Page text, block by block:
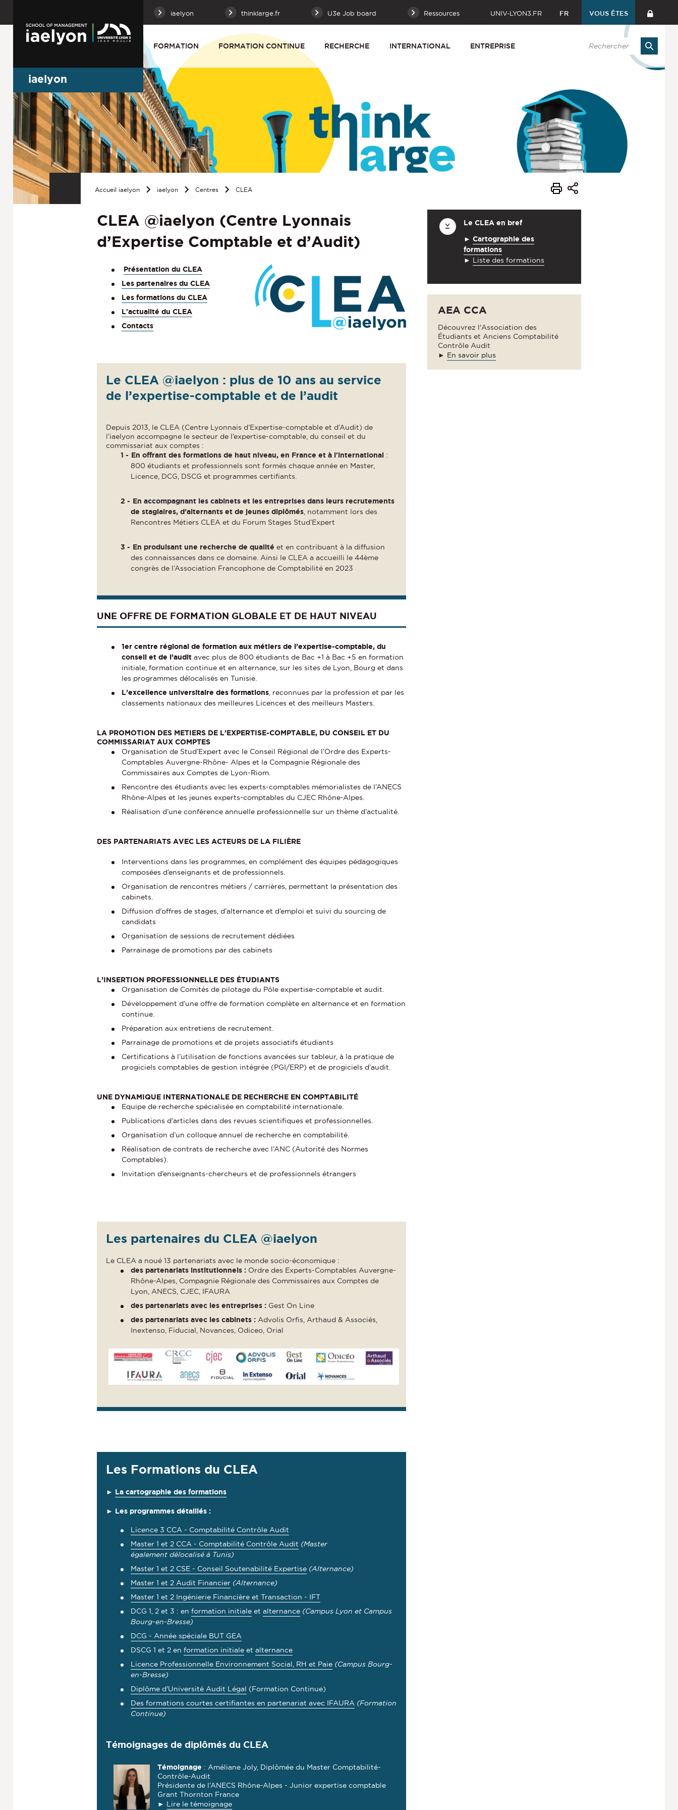
iaelyon thinklarge.fr U3e Job board Ressources UNIV-LYON3.FR FR VOUS ÊTES
FORMATION FORMATION CONTINUE RECHERCHE INTERNATIONAL ENTREPRISE
iaelyon
Accueil iaelyon iaelyon Centres CLEA
CLEA @iaelyon (Centre Lyonnais
d’Expertise Comptable et d’Audit)
Présentation du CLEA
Les partenaires du CLEA
Les formations du CLEA
L'actualité du CLEA
Contacts
Le CLEA @iaelyon : plus de 10 ans au service
de l’expertise-comptable et de l’audit
Depuis 2013, le CLEA (Centre Lyonnais d’Expertise-comptable et d’Audit) de
l’iaelyon accompagne le secteur de l’expertise-comptable, du conseil et du
commissariat aux comptes :
En offrant des formations de haut niveau, en France et à l'international :
800 étudiants et professionnels sont formés chaque année en Master,
Licence, DCG, DSCG et programmes certifiants.
En accompagnant les cabinets et les entreprises dans leurs recrutements
de stagiaires, d’alternants et de jeunes diplômés , notamment lors des
Rencontres Métiers CLEA et du Forum Stages Stud’Expert
En produisant une recherche de qualitéet en contribuant à la diffusion
des connaissances dans ce domaine. Ainsi le CLEA a accueilli le 44ème
congrès de l’Association Francophone de Comptabilité en 2023
UNE OFFRE DE FORMATION GLOBALE ET DE HAUT NIVEAU
1er centre régional de formation aux métiers de l’expertise-comptable, du
conseil et de l’audit avec plus de 800 étudiants de Bac +1 à Bac +5 en formation
initiale, formation continue et en alternance, sur les sites de Lyon, Bourg et dans
les programmes délocalisés en Tunisie.
L’excellence universitaire des formations , reconnues par la profession et par les
classements nationaux des meilleures Licences et des meilleurs Masters.
LA PROMOTION DES METIERS DE L’EXPERTISE-COMPTABLE, DU CONSEIL ET DU
COMMISSARIAT AUX COMPTES
Organisation de Stud’Expert avec le Conseil Régional de l’Ordre des Experts-
Comptables Auvergne-Rhône- Alpes et la Compagnie Régionale des
Commissaires aux Comptes de Lyon-Riom.
Rencontre des étudiants avec les experts-comptables mémorialistes de l’ANECS
Rhône-Alpes et les jeunes experts-comptables du CJEC Rhône-Alpes.
Réalisation d’une conférence annuelle professionnelle sur un thème d’actualité.
DES PARTENARIATS AVEC LES ACTEURS DE LA FILIÈRE
Interventions dans les programmes, en complément des équipes pédagogiques
composées d’enseignants et de professionnels.
Organisation de rencontres métiers / carrières, permettant la présentation des
cabinets.
Diffusion d'offres de stages, d’alternance et d’emploi et suivi du sourcing de
candidats
Organisation de sessions de recrutement dédiées
Parrainage de promotions par des cabinets
L’INSERTION PROFESSIONNELLE DES ÉTUDIANTS
Organisation de Comités de pilotage du Pôle expertise-comptable et audit.
Développement d’une offre de formation complète en alternance et en formation
continue.
Préparation aux entretiens de recrutement.
Parrainage de promotions et de projets associatifs étudiants
Certifications à l’utilisation de fonctions avancées sur tableur, à la pratique de
progiciels comptables de gestion intégrée (PGI/ERP) et de progiciels d’audit.
UNE DYNAMIQUE INTERNATIONALE DE RECHERCHE EN COMPTABILITÉ
Equipe de recherche spécialisée en comptabilité internationale.
Publications d’articles dans des revues scientifiques et professionnelles.
Organisation d’un colloque annuel de recherche en comptabilité.
Réalisation de contrats de recherche avec l’ANC (Autorité des Normes
Comptables).
Invitation d’enseignants-chercheurs et de professionnels étrangers
Les partenaires du CLEA @iaelyon
Le CLEA a noué 13 partenariats avec le monde socio-économique :
des partenariats institutionnels : Ordre des Experts-Comptables Auvergne-
Rhône-Alpes, Compagnie Régionale des Commissaires aux Comptes de
Lyon, ANECS, CJEC, IFAURA
des partenariats avec les entreprises : Gest On Line
des partenariats avec les cabinets : Advolis Orfis, Arthaud & Associés,
Inextenso, Fiducial, Novances, Odiceo, Orial
Les Formations du CLEA
► La cartographie des formations
► Les programmes détaillés :
Licence 3 CCA - Comptabilité Contrôle Audit
Master 1 et 2 CCA - Comptabilité Contrôle Audit (Master
également délocalisé à Tunis)
Master 1 et 2 CSE - Conseil Soutenabilité Expertise (Alternance)
Master 1 et 2 Audit Financier (Alternance)
Master 1 et 2 Ingénierie Financière et Transaction - IFT
DCG 1, 2 et 3 : enformation initiale etalternance (Campus Lyon et Campus
Bourg-en-Bresse)
DCG - Année spéciale BUT GEA
DSCG 1 et 2 enformation initiale etalternance
Licence Professionnelle Environnement Social, RH et Paie (Campus Bourg-
en-Bresse)
Diplôme d'Université Audit Légal (Formation Continue)
Des formations courtes certifiantes en partenariat avec IFAURA (Formation
Continue)
Témoignages de diplômés du CLEA
Témoignage : Améliane Joly, Diplômée du Master Comptabilité-
Contrôle-Audit
Présidente de l’ANECS Rhône-Alpes - Junior expertise comptable
Grant Thornton France
► Lire le témoignage
Le CLEA en bref
► Cartographie des
formations
► Liste des formations
AEA CCA
Découvrez l'Association des
Étudiants et Anciens Comptabilité
Contrôle Audit
► En savoir plus